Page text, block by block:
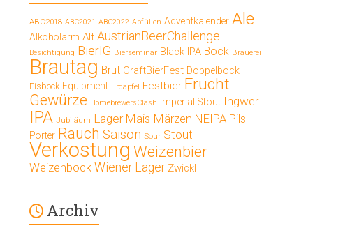
ABC2018 ABC2021 ABC2022 Abfüllen Adventkalender Ale
Alkoholarm Alt AustrianBeerChallenge
Besichtigung BierIG Bierseminar Black IPA Bock Brauerei
Brautag Brut CraftBierFest Doppelbock
Eisbock Equipment Erdäpfel Festbier Frucht
Gewürze HomebrewersClash Imperial Stout Ingwer
IPA Jubiläum Lager Mais Märzen NEIPA Pils
Porter Rauch Saison Sour Stout
Verkostung Weizenbier
Weizenbock Wiener Lager Zwickl
Archiv